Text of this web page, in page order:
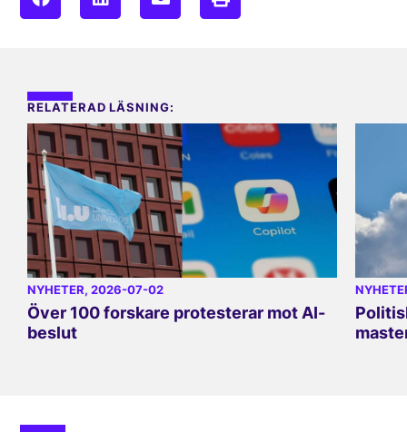
RELATERAD LÄSNING:
NYHETER, 2026-07-02
Över 100 forskare protesterar mot AI-
beslut